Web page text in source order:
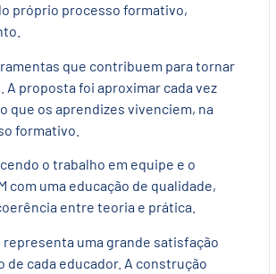
próprio processo formativo,
que contribuem para tornar
proposta foi aproximar cada vez
que os aprendizes vivenciem, na
formativo.
o trabalho em equipe e o
com uma educação de qualidade,
entre teoria e prática.
uma grande satisfação
cada educador. A construção